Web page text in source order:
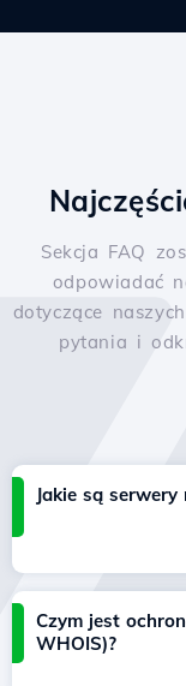
Sekcja FAQ
odpowiadać
dotyczące
pytania i
Jakie są
Czym jest
WHOIS)?